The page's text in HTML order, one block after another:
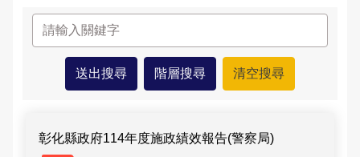
副局長簡介
歷任局長介紹
組織架構
業務職掌
所屬分局
所屬直屬隊
聯絡方式
優良榮耀
警察故事館
本館介紹及沿革
本局參訪須知
活動訊息
人事公告
性侵高再犯公告
安全及衛生防護執行成果
申辦資訊
線上申辦
常見問題
相關法規
統計資訊
警政統計
雙語詞彙
犯罪預防專區
犯罪預防
反詐騙專區
交通安全專區
彰化縣即時路況資訊服務網
測速照相地點
防空避難專區
婦幼專區
民意廣場
局長信箱
交通違規
警民交流留言板
影音出版品
活動相簿
影音多媒體
政府資訊公開
個人資料保護相關資料
網站導覽
彰化縣政府114年度施政績效報告(警察局)